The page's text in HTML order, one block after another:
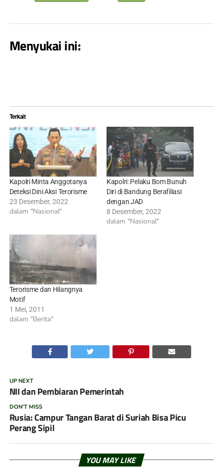
Menyukai ini:
Terkait
Kapolri Minta Anggotanya
Deteksi Dini Aksi Terorisme
23 Desember, 2022
dalam "Nasional"
Kapolri: Pelaku Bom Bunuh
Diri di Bandung Berafiliasi
dengan JAD
8 Desember, 2022
dalam "Nasional"
Terorisme dan Hilangnya
Motif
1 Mei, 2011
dalam "Berita"
UP NEXT
NII dan Pembiaran Pemerintah
DON'T MISS
Rusia: Campur Tangan Barat di Suriah Bisa Picu
Perang Sipil
YOU MAY LIKE